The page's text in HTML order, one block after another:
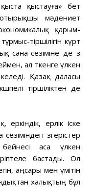
қыстауға» бет
отырықшы мәдениет
қарым-
тіршілігін күрт
сана-сезіміне де өз
ал өткенге үлкен
Қазақ даласы
тіршіліктен де
ерлік іске
өзгерістер
аса үлкен
бастады. Ол
аңсары мен үмітін
халықтың бұл